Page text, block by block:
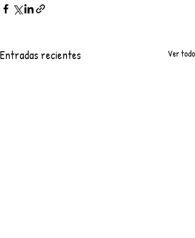
Entradas recientes Ver todo